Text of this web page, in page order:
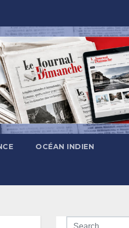
OCÉAN INDIEN